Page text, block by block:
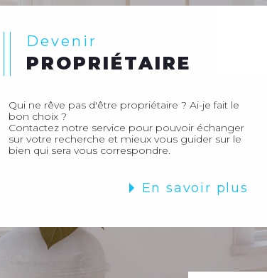
Devenir
PROPRIÉTAIRE
Qui ne rêve pas d'être propriétaire ? Ai-je fait le
bon choix ?
Contactez notre service pour pouvoir échanger
sur votre recherche et mieux vous guider sur le
bien qui sera vous correspondre.
En savoir plus